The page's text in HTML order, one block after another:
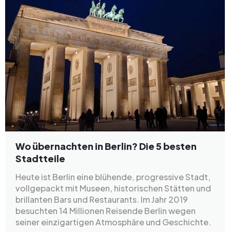
Wo übernachten in Berlin? Die 5 besten
Stadtteile
Heute ist Berlin eine blühende, progressive Stadt,
vollgepackt mit Museen, historischen Stätten und
brillanten Bars und Restaurants. Im Jahr 2019
besuchten 14 Millionen Reisende Berlin wegen
seiner einzigartigen Atmosphäre und Geschichte.